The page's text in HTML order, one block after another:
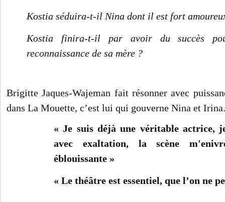
Kostia séduira-t-il Nina dont il est fort
Kostia finira-t-il par avoir du succès
reconnaissance de sa mère ?
Brigitte Jaques-Wajeman fait résonner avec
dans La Mouette, c’est lui qui gouverne Nina et Irina.
« Je suis déjà une véritable actrice,
avec exaltation, la scène
éblouissante »
« Le théâtre est essentiel, que l’on ne